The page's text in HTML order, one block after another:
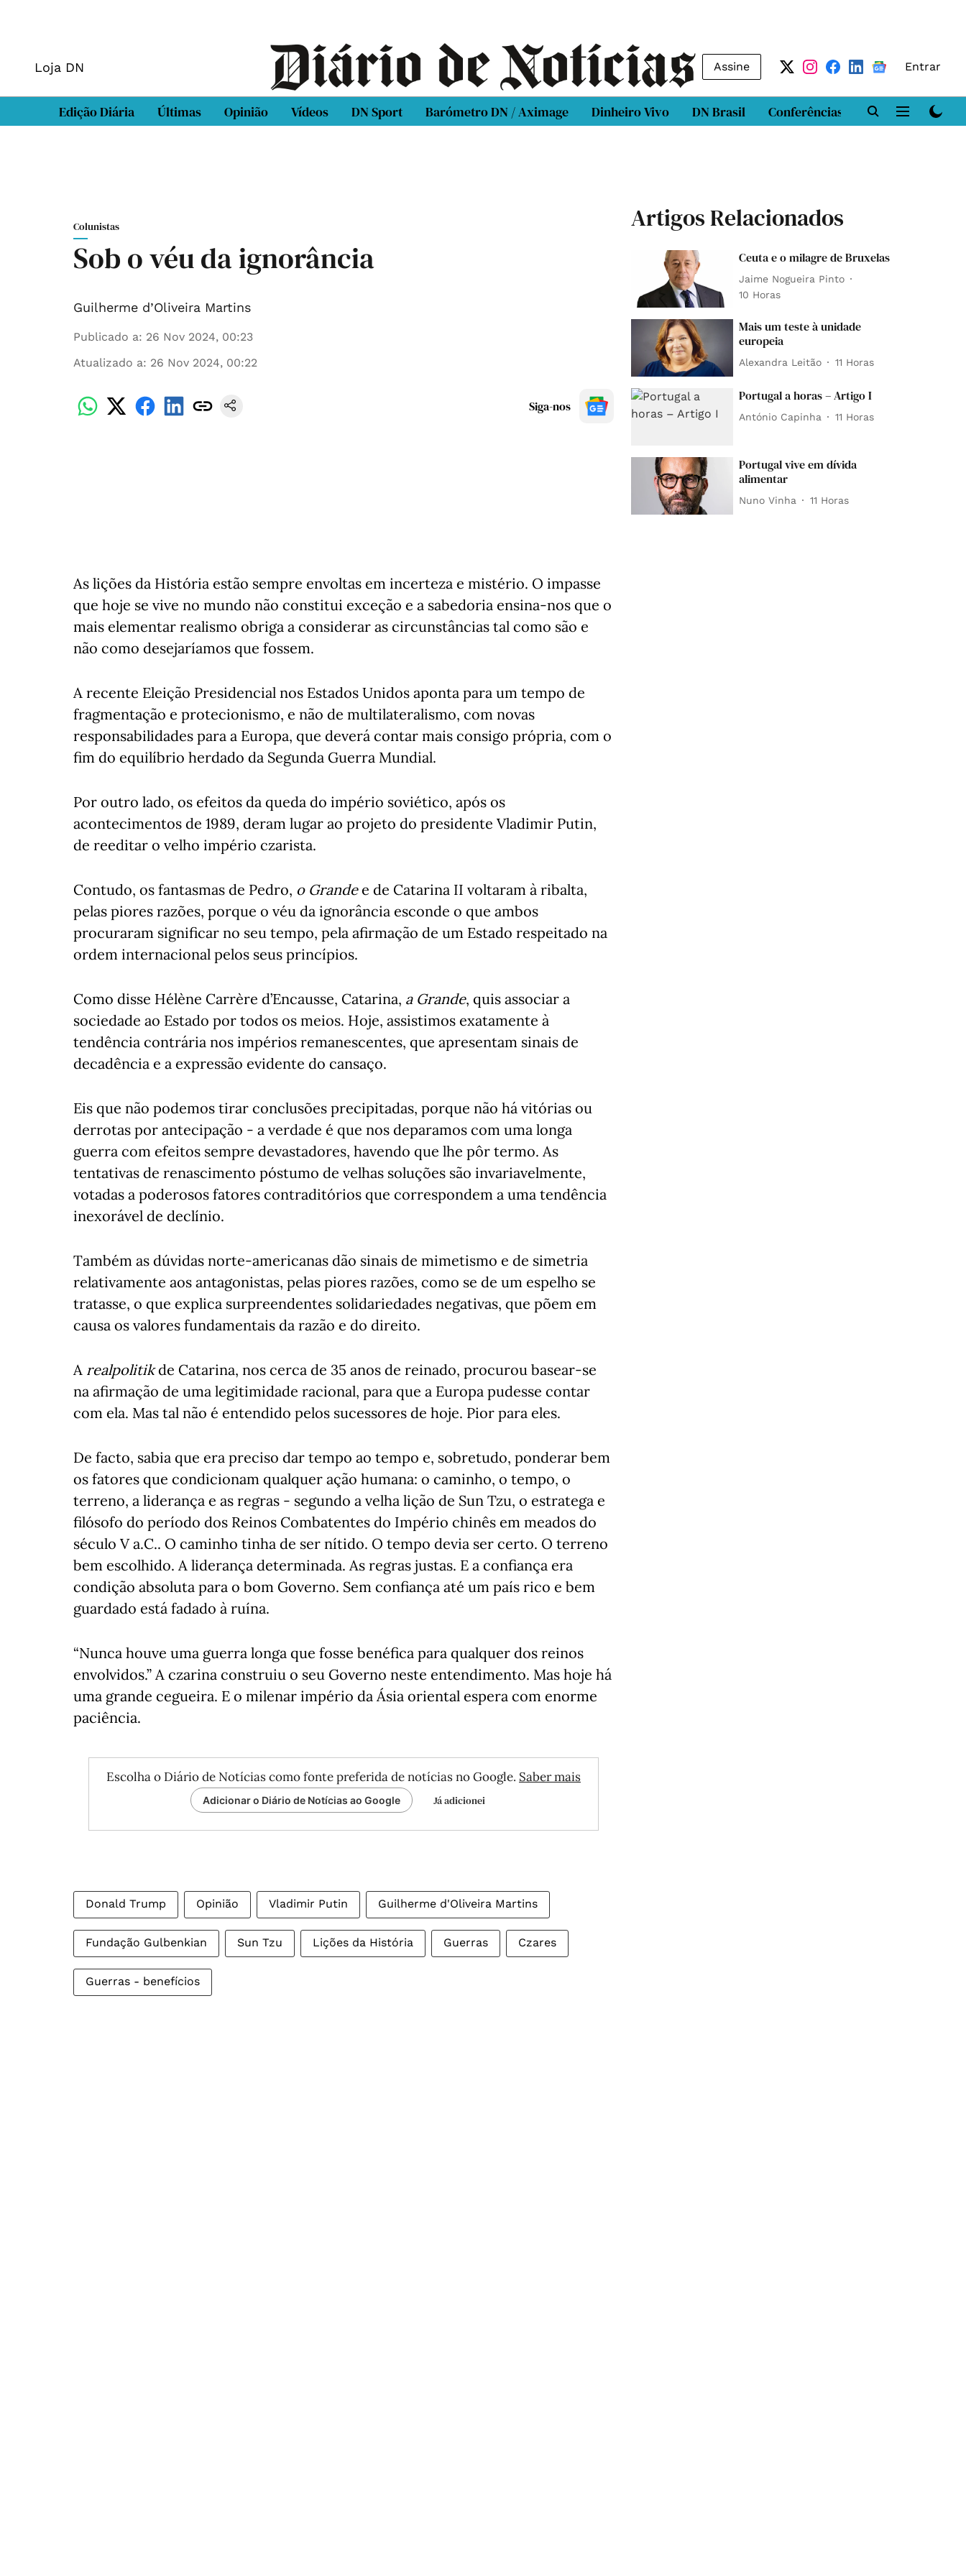
Loja DN Assine Entrar
Edição Diária Últimas Opinião Vídeos DN Sport Barómetro DN / Aximage Dinheiro Vivo DN Brasil Conferências DN LAB
Colunistas
Sob o véu da ignorância
Guilherme d’Oliveira Martins
Publicado a: 26 Nov 2024, 00:23
Atualizado a: 26 Nov 2024, 00:22
Siga-nos
As lições da História estão sempre envoltas em incerteza e mistério. O impasse
que hoje se vive no mundo não constitui exceção e a sabedoria ensina-nos que o
mais elementar realismo obriga a considerar as circunstâncias tal como são e
não como desejaríamos que fossem.
A recente Eleição Presidencial nos Estados Unidos aponta para um tempo de
fragmentação e protecionismo, e não de multilateralismo, com novas
responsabilidades para a Europa, que deverá contar mais consigo própria, com o
fim do equilíbrio herdado da Segunda Guerra Mundial.
Por outro lado, os efeitos da queda do império soviético, após os
acontecimentos de 1989, deram lugar ao projeto do presidente Vladimir Putin,
de reeditar o velho império czarista.
Contudo, os fantasmas de Pedro, o Grandee de Catarina II voltaram à ribalta,
pelas piores razões, porque o véu da ignorância esconde o que ambos
procuraram significar no seu tempo, pela afirmação de um Estado respeitado na
ordem internacional pelos seus princípios.
Como disse Hélène Carrère d’Encausse, Catarina, a Grande, quis associar a
sociedade ao Estado por todos os meios. Hoje, assistimos exatamente à
tendência contrária nos impérios remanescentes, que apresentam sinais de
decadência e a expressão evidente do cansaço.
Eis que não podemos tirar conclusões precipitadas, porque não há vitórias ou
derrotas por antecipação - a verdade é que nos deparamos com uma longa
guerra com efeitos sempre devastadores, havendo que lhe pôr termo. As
tentativas de renascimento póstumo de velhas soluções são invariavelmente,
votadas a poderosos fatores contraditórios que correspondem a uma tendência
inexorável de declínio.
Também as dúvidas norte-americanas dão sinais de mimetismo e de simetria
relativamente aos antagonistas, pelas piores razões, como se de um espelho se
tratasse, o que explica surpreendentes solidariedades negativas, que põem em
causa os valores fundamentais da razão e do direito.
A realpolitikde Catarina, nos cerca de 35 anos de reinado, procurou basear-se
na afirmação de uma legitimidade racional, para que a Europa pudesse contar
com ela. Mas tal não é entendido pelos sucessores de hoje. Pior para eles.
De facto, sabia que era preciso dar tempo ao tempo e, sobretudo, ponderar bem
os fatores que condicionam qualquer ação humana: o caminho, o tempo, o
terreno, a liderança e as regras - segundo a velha lição de Sun Tzu, o estratega e
filósofo do período dos Reinos Combatentes do Império chinês em meados do
século V a.C.. O caminho tinha de ser nítido. O tempo devia ser certo. O terreno
bem escolhido. A liderança determinada. As regras justas. E a confiança era
condição absoluta para o bom Governo. Sem confiança até um país rico e bem
guardado está fadado à ruína.
“Nunca houve uma guerra longa que fosse benéfica para qualquer dos reinos
envolvidos.” A czarina construiu o seu Governo neste entendimento. Mas hoje há
uma grande cegueira. E o milenar império da Ásia oriental espera com enorme
paciência.
Escolha o Diário de Notícias como fonte preferida de notícias no Google. Saber mais
Adicionar o Diário de Notícias ao Google Já adicionei
Donald Trump Opinião Vladimir Putin Guilherme d'Oliveira Martins
Fundação Gulbenkian Sun Tzu Lições da História Guerras Czares
Guerras - benefícios
Artigos Relacionados
Ceuta e o milagre de Bruxelas
Jaime Nogueira Pinto
10 Horas
Mais um teste à unidade
europeia
Alexandra Leitão 11 Horas
Portugal a horas – Artigo I
António Capinha 11 Horas
Portugal vive em dívida
alimentar
Nuno Vinha 11 Horas